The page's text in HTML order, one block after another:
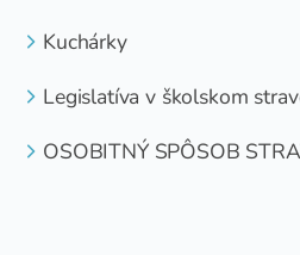
Kuchárky
Legislatíva v školskom
OSOBITNÝ SPÔSOB